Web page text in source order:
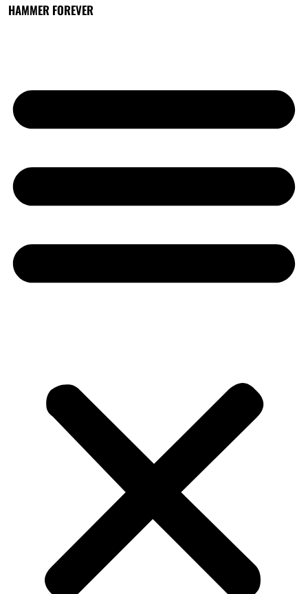
HAMMER FOREVER